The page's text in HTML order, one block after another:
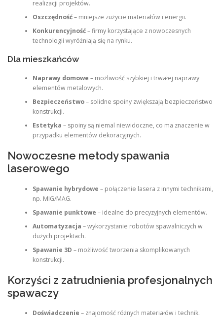
realizacji projektów.
Oszczędność– mniejsze zużycie materiałów i energii.
Konkurencyjność– firmy korzystające z nowoczesnych
technologii wyróżniają się na rynku.
Dla mieszkańców
Naprawy domowe – możliwość szybkiej i trwałej naprawy
elementów metalowych.
Bezpieczeństwo– solidne spoiny zwiększają bezpieczeństwo
konstrukcji.
Estetyka – spoiny są niemal niewidoczne, co ma znaczenie w
przypadku elementów dekoracyjnych.
Nowoczesne metody spawania
laserowego
Spawanie hybrydowe – połączenie lasera z innymi technikami,
np. MIG/MAG.
Spawanie punktowe – idealne do precyzyjnych elementów.
Automatyzacja – wykorzystanie robotów spawalniczych w
dużych projektach.
Spawanie 3D – możliwość tworzenia skomplikowanych
konstrukcji.
Korzyści z zatrudnienia profesjonalnych
spawaczy
Doświadczenie – znajomość różnych materiałów i technik.